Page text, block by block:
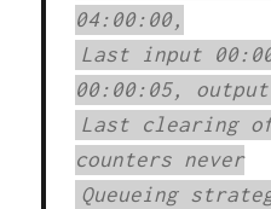
04:00:00,
Last input
00:00:05,
Last clearing
counters never
Queueing